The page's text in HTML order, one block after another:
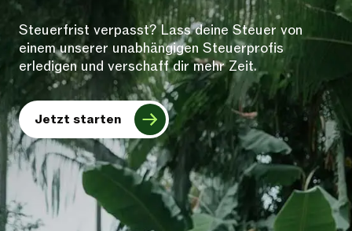
Steuerfrist verpasst? Lass deine Steuer von
einem unserer unabhängigen Steuerprofis
erledigen und verschaff dir mehr Zeit.
Jetzt starten